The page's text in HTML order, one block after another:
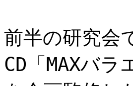
前半の研究会
CD「MAXバ